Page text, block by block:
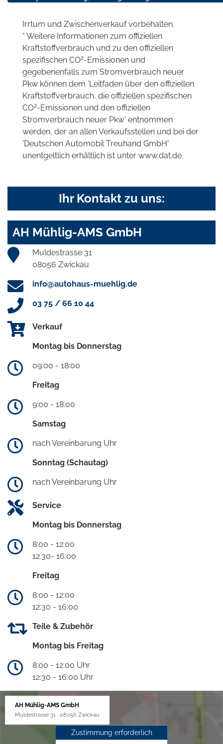
Irrtum und Zwischenverkauf vorbehalten.
* Weitere Informationen zum offiziellen
Kraftstoffverbrauch und zu den offiziellen
spezifischen CO2-Emissionen und
gegebenenfalls zum Stromverbrauch neuer
Pkw können dem 'Leitfaden über den offiziellen
Kraftstoffverbrauch, die offiziellen spezifischen
CO2-Emissionen und den offiziellen
Stromverbrauch neuer Pkw' entnommen
werden, der an allen Verkaufsstellen und bei der
'Deutschen Automobil Treuhand GmbH'
unentgeltlich erhältlich ist unter www.dat.de.
Ihr Kontakt zu uns:
AH Mühlig-AMS GmbH
Muldestrasse 31
08056 Zwickau
info@autohaus-muehlig.de
03 75 / 66 10 44
Verkauf
Montag bis Donnerstag
09:00 - 18:00
Freitag
9:00 - 18:00
Samstag
nach Vereinbarung Uhr
Sonntag (Schautag)
nach Vereinbarung Uhr
Service
Montag bis Donnerstag
8:00 - 12:00
12.30- 16:00
Freitag
8:00 - 12:00
12:30 - 16:00
Teile & Zubehör
Montag bis Freitag
8:00 - 12:00 Uhr
12:30 - 16:00 Uhr
AH Mühlig-AMS GmbH
Muldestrasse 31 , 08056 Zwickau
Zustimmung erforderlich